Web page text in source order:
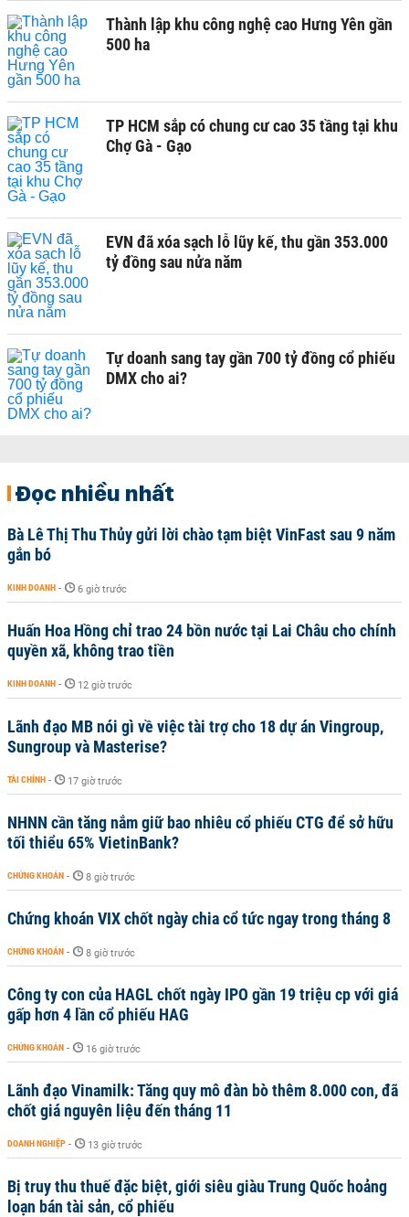
Thành lập khu công nghệ cao Hưng Yên gần
500 ha
TP HCM sắp có chung cư cao 35 tầng tại khu
Chợ Gà - Gạo
EVN đã xóa sạch lỗ lũy kế, thu gần 353.000
tỷ đồng sau nửa năm
Tự doanh sang tay gần 700 tỷ đồng cổ phiếu
DMX cho ai?
Đọc nhiều nhất
Bà Lê Thị Thu Thủy gửi lời chào tạm biệt VinFast sau 9 năm
gắn bó
KINH DOANH - 6 giờ trước
Huấn Hoa Hồng chỉ trao 24 bồn nước tại Lai Châu cho chính
quyền xã, không trao tiền
KINH DOANH - 12 giờ trước
Lãnh đạo MB nói gì về việc tài trợ cho 18 dự án Vingroup,
Sungroup và Masterise?
TÀI CHÍNH - 17 giờ trước
NHNN cần tăng nắm giữ bao nhiêu cổ phiếu CTG để sở hữu
tối thiểu 65% VietinBank?
CHỨNG KHOÁN - 8 giờ trước
Chứng khoán VIX chốt ngày chia cổ tức ngay trong tháng 8
CHỨNG KHOÁN - 8 giờ trước
Công ty con của HAGL chốt ngày IPO gần 19 triệu cp với giá
gấp hơn 4 lần cổ phiếu HAG
CHỨNG KHOÁN - 16 giờ trước
Lãnh đạo Vinamilk: Tăng quy mô đàn bò thêm 8.000 con, đã
chốt giá nguyên liệu đến tháng 11
DOANH NGHIỆP - 13 giờ trước
Bị truy thu thuế đặc biệt, giới siêu giàu Trung Quốc hoảng
loạn bán tài sản, cổ phiếu